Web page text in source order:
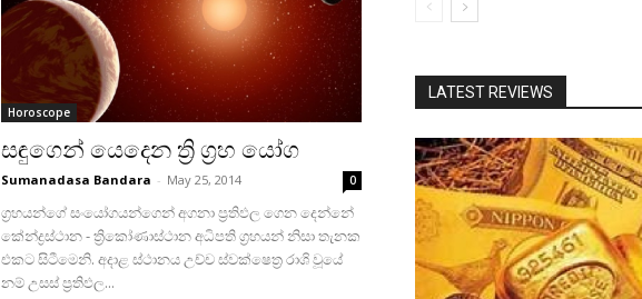
Horoscope
සඳුගෙන් යෙදෙන ත්‍රි ග්‍රහ යෝග
Sumanadasa Bandara - May 25, 2014 0
ග්‍රහයන්ගේ සංයෝගයන්ගෙන් අගනා ප්‍රතිඵල ගෙන දෙන්නේ
කේන්ද්‍රස්‌ථාන - ත්‍රිකෝණාස්‌ථාන අධිපති ග්‍රහයන් නිසා තැනක
එකට සිටීමෙනි. අදාළ ස්‌ථානය උච්ච ස්‌වක්‌ෂෙත්‍ර රාශි වූයේ
නම් උසස්‌ ප්‍රතිඵල...
LATEST REVIEWS